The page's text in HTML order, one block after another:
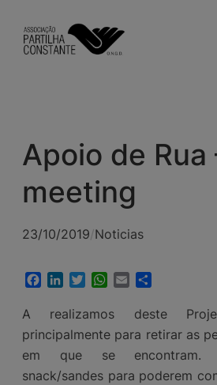
para
Apoio de Rua
meeting
23/10/2019/Noticias
Facebook
LinkedInTwitterWhatsApp
Email
A realizamos deste
principalmente para retirar as
em que se encontram.
snack/sandes para poderem